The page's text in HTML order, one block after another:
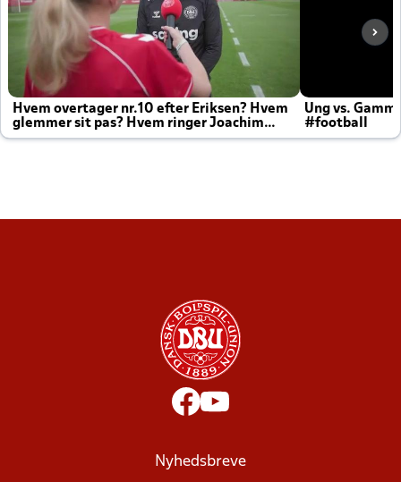
Hvem overtager nr.10 efter Eriksen? Hvem
glemmer sit pas? Hvem ringer Joachim
altid til efter kampe?
Ung vs.
#football
Nyhedsbreve